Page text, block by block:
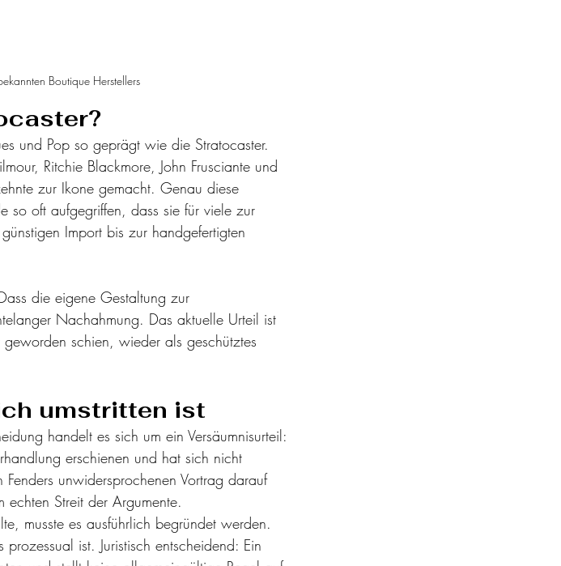
Boutique Herstellers
und Pop so geprägt wie die Stratocaster.
Ritchie Blackmore, John Frusciante und
zur Ikone gemacht. Genau diese
so oft aufgegriffen, dass sie für viele zur
Import bis zur handgefertigten
die eigene Gestaltung zur
Nachahmung. Das aktuelle Urteil ist
schien, wieder als geschütztes
umstritten ist
handelt es sich um ein Versäumnisurteil:
erschienen und hat sich nicht
unwidersprochenen Vortrag darauf
Streit der Argumente.
musste es ausführlich begründet werden.
ist. Juristisch entscheidend: Ein